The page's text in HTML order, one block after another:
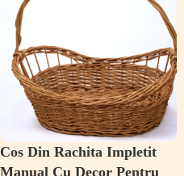
Cos Din Rachita Impletit
Manual Cu Decor Pentru